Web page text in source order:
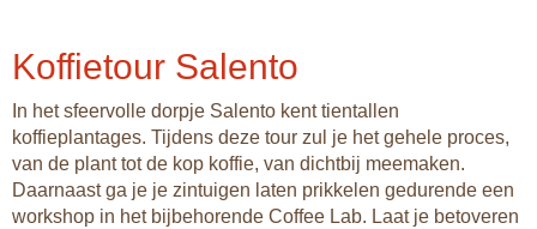
Koffietour Salento
In het sfeervolle dorpje Salento kent tientallen
koffieplantages. Tijdens deze tour zul je het gehele proces,
van de plant tot de kop koffie, van dichtbij meemaken.
Daarnaast ga je je zintuigen laten prikkelen gedurende een
workshop in het bijbehorende Coffee Lab. Laat je betoveren